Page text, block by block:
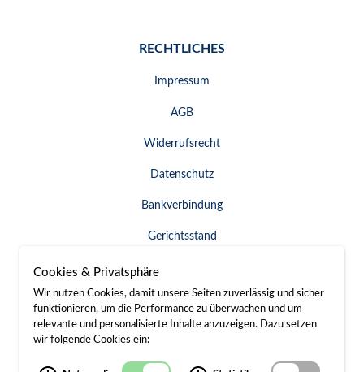
RECHTLICHES
Impressum
AGB
Widerrufsrecht
Datenschutz
Bankverbindung
Gerichtsstand
Widerruf erklären
SERVICE & KONTAKT
Besuch / Anfahrt
Cookies & Privatsphäre
Wir nutzen Cookies, damit unsere Seiten zuverlässig und sicher
funktionieren, um die Performance zu überwachen und um
relevante und personalisierte Inhalte anzuzeigen. Dazu setzen
wir folgende Cookies ein: